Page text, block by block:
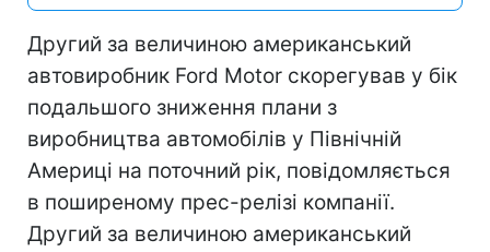
Другий за величиною американський
автовиробник Ford Motor скорегував у бік
подальшого зниження плани з
виробництва автомобілів у Північній
Америці на поточний рік, повідомляється
в поширеному прес-релізі компанії.
Другий за величиною американський